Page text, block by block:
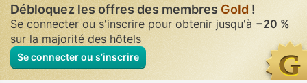
Débloquez les offres des membres Gold !
Se connecter ou s'inscrire pour obtenir jusqu'à −20 %
sur la majorité des hôtels
Se connecter ou s’inscrire